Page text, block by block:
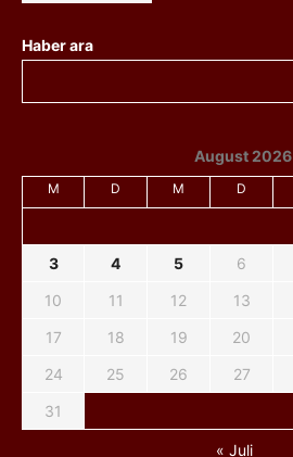
Haber ara
August 2026
M D M D
3
4 5 6
10
11 12 13
17
18 19 20
24
25 26 27
31
« Juli